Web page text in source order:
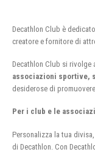
Decathlon Club è
creatore e fornitore di
Decathlon Club si rivolge
associazioni sportive,
desiderose di
Per i club e le
Personalizza la tua
di Decathlon. Con